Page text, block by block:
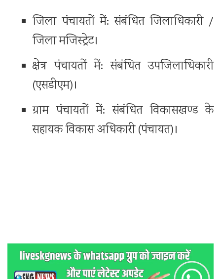
जिला पंचायतों में: संबंधित जिलाधिकारी /
जिला मजिस्ट्रेट।
क्षेत्र पंचायतों में: संबंधित उपजिलाधिकारी
(एसडीएम)।
ग्राम पंचायतों में: संबंधित विकासखण्ड के
सहायक विकास अधिकारी (पंचायत)।